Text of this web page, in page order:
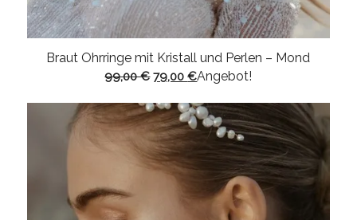
Braut Ohrringe mit Kristall und Perlen – Mond
99,00€Ursprünglicher
war:
99,00 €
79,00€Aktueller
ist:
79,00 €.
Angebot!